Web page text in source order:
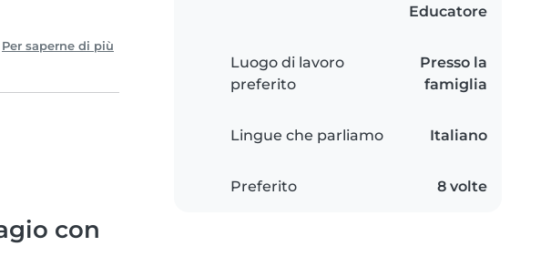
Per saperne di più
Educatore
Luogo di lavoro
preferito
Presso la
famiglia
Lingue che parliamo Italiano
Preferito 8 volte
con